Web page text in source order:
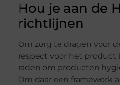
Hou je aan de
richtlijnen
Om zorg te dragen voor
respect voor het product
raden om producten
Om daar een framework